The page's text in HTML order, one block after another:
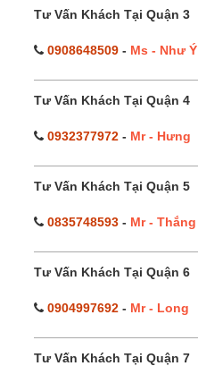
Tư Vấn Khách Tại Quận 3
0908648509 - Ms - Như Ý
Tư Vấn Khách Tại Quận 4
0932377972 - Mr - Hưng
Tư Vấn Khách Tại Quận 5
0835748593 - Mr - Thắng
Tư Vấn Khách Tại Quận 6
0904997692 - Mr - Long
Tư Vấn Khách Tại Quận 7